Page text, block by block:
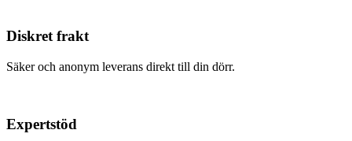
Diskret frakt
Säker och anonym leverans direkt till din dörr.
Expertstöd